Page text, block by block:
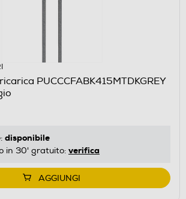
PUCCCFABK415MTDKGREY
disponibile
in 30' gratuito: verifica
AGGIUNGI